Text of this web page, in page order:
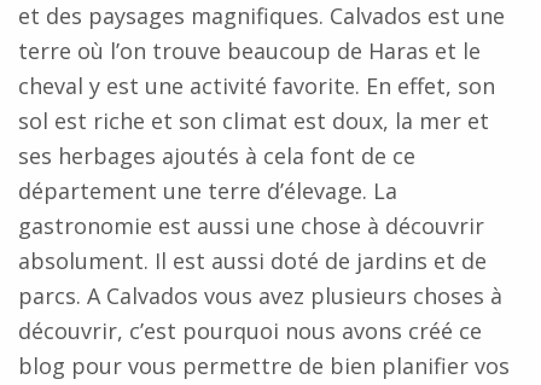
et des paysages magnifiques. Calvados est une
terre où l’on trouve beaucoup de Haras et le
cheval y est une activité favorite. En effet, son
sol est riche et son climat est doux, la mer et
ses herbages ajoutés à cela font de ce
département une terre d’élevage. La
gastronomie est aussi une chose à découvrir
absolument. Il est aussi doté de jardins et de
parcs. A Calvados vous avez plusieurs choses à
découvrir, c’est pourquoi nous avons créé ce
blog pour vous permettre de bien planifier vos